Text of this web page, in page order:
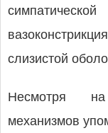
слизистой
Несмотря на
механизмов